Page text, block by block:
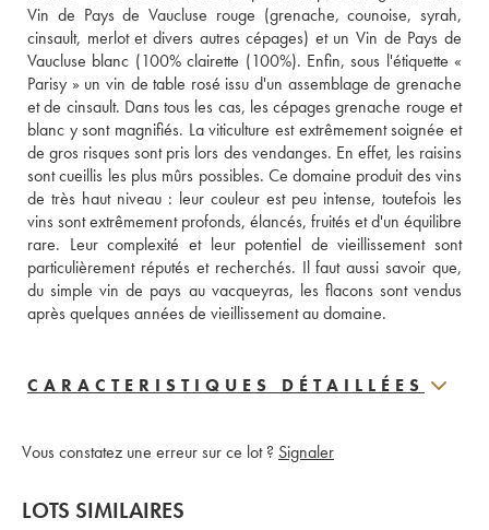
Vin de Pays de Vaucluse rouge (grenache, counoise, syrah,
cinsault, merlot et divers autres cépages) et un Vin de Pays de
Vaucluse blanc (100% clairette (100%). Enfin, sous l'étiquette «
Parisy » un vin de table rosé issu d'un assemblage de grenache
et de cinsault. Dans tous les cas, les cépages grenache rouge et
blanc y sont magnifiés. La viticulture est extrêmement soignée et
de gros risques sont pris lors des vendanges. En effet, les raisins
sont cueillis les plus mûrs possibles. Ce domaine produit des vins
de très haut niveau : leur couleur est peu intense, toutefois les
vins sont extrêmement profonds, élancés, fruités et d'un équilibre
rare. Leur complexité et leur potentiel de vieillissement sont
particulièrement réputés et recherchés. Il faut aussi savoir que,
du simple vin de pays au vacqueyras, les flacons sont vendus
après quelques années de vieillissement au domaine.
CARACTERISTIQUES DÉTAILLÉES
Vous constatez une erreur sur ce lot ? Signaler
LOTS SIMILAIRES